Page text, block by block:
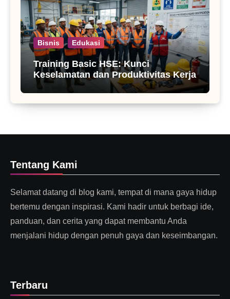
Bisnis Edukasi
Training Basic HSE: Kunci
Keselamatan dan Produktivitas Kerja
Tentang Kami
Selamat datang di blog kami, tempat di mana gaya hidup
bertemu dengan inspirasi. Kami hadir untuk berbagi ide,
panduan, dan cerita yang dapat membantu Anda
menjalani hidup dengan penuh gaya dan keseimbangan.
Terbaru